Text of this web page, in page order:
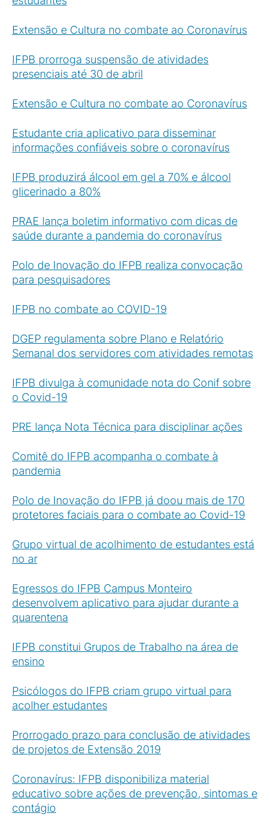
Extensão e Cultura no combate ao Coronavírus
IFPB prorroga suspensão de atividades
presenciais até 30 de abril
Extensão e Cultura no combate ao Coronavírus
Estudante cria aplicativo para disseminar
informações confiáveis sobre o coronavírus
IFPB produzirá álcool em gel a 70% e álcool
glicerinado a 80%
PRAE lança boletim informativo com dicas de
saúde durante a pandemia do coronavírus
Polo de Inovação do IFPB realiza convocação
para pesquisadores
IFPB no combate ao COVID-19
DGEP regulamenta sobre Plano e Relatório
Semanal dos servidores com atividades remotas
IFPB divulga à comunidade nota do Conif sobre
o Covid-19
PRE lança Nota Técnica para disciplinar ações
Comitê do IFPB acompanha o combate à
pandemia
Polo de Inovação do IFPB já doou mais de 170
protetores faciais para o combate ao Covid-19
Grupo virtual de acolhimento de estudantes está
no ar
Egressos do IFPB Campus Monteiro
desenvolvem aplicativo para ajudar durante a
quarentena
IFPB constitui Grupos de Trabalho na área de
ensino
Psicólogos do IFPB criam grupo virtual para
acolher estudantes
Prorrogado prazo para conclusão de atividades
de projetos de Extensão 2019
Coronavírus: IFPB disponibiliza material
educativo sobre ações de prevenção, sintomas e
contágio